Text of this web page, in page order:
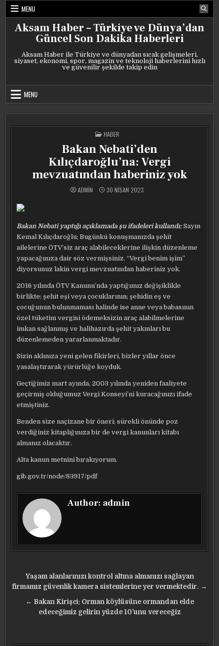
Skip
content
MENU
Aksam Haber – Türkiye ve Dünya’dan
Güncel Son Dakika Haberleri
Aksam Haber ile Türkiye ve dünyadan sıcak gelişmeleri,
siyaset, ekonomi, spor, magazin ve teknoloji haberlerini hızlı
ve güvenilir şekilde takip edin
MENU
POSTED
IN
HABER
Bakan Nebati’den
Kılıçdaroğlu’na: Vergi
mevzuatından haberiniz yok
ADMIN 30 NISAN 2023
Bakan Nebati yaptığı açıklamada şu ifadeleri kullandı: Sayın
Kemal Kılıçdaroğlu; Bugünkü konuşmanızda şehit
ailelerine ÖTV’siz araç alabileceklerine ilişkin düzenleme
yapacağınıza dair söz vermişsiniz. “Vergi benim işim”
diyorsunuz lakin vergi mevzuatından haberiniz yok.
2016 yılında ÖTV Kanunu’nda yaptığımız değişiklikle
birlikte; şehit eşi veya çocuklarının; şehidin eş ve
çocuğunun bulunmaması halinde ise anne veya babasının
özel tüketim vergisi ödemeksizin araç alabilmelerine
imkan sağlanmış ve halihazırda şehit yakınları bu
düzenlemeden yararlanmaktadır.
Sizin aklınıza yeni gelen fikirleri, bizler yıllar önce
yasalaştırarak yürürlüğe koyduk.
Geçtiğimiz mart ayında, 2003 yılında yeniden faaliyete
geçirmiş olduğumuz Vergi Konseyi’ni kuracağınızı ifade
etmiştiniz.
Benden size naçizane bir öneri; sürekli önünde poz
verdiğiniz kitaplığınıza bir de vergi kanunları kitabı
almanız olacaktır.
Alta kanun metnini bırakıyorum.
gib.gov.tr/node/83917/pdf
Author: admin
Yazı
gezinmesi
Yaşam alanlarınızı kontrol altına almanızı sağlayan
firmamız güvenlik kamera sistemlerine yer vermektedir. →
← Bakan Kirişci: Orman köylüsüne ormandan elde
edeceğimiz gelirin yüzde 10’unu vereceğiz